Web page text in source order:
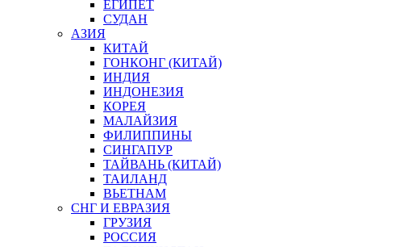
ЕГИПЕТ
СУДАН
АЗИЯ
КИТАЙ
ГОНКОНГ (КИТАЙ)
ИНДИЯ
ИНДОНЕЗИЯ
КОРЕЯ
МАЛАЙЗИЯ
ФИЛИППИНЫ
СИНГАПУР
ТАЙВАНЬ (КИТАЙ)
ТАИЛАНД
ВЬЕТНАМ
СНГ И ЕВРАЗИЯ
ГРУЗИЯ
РОССИЯ